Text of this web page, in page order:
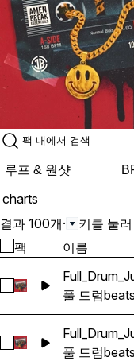
루프 & 원샷
charts
결과 100개· 키를 눌
팩 이름
풀 드럼beats
풀 드럼beats